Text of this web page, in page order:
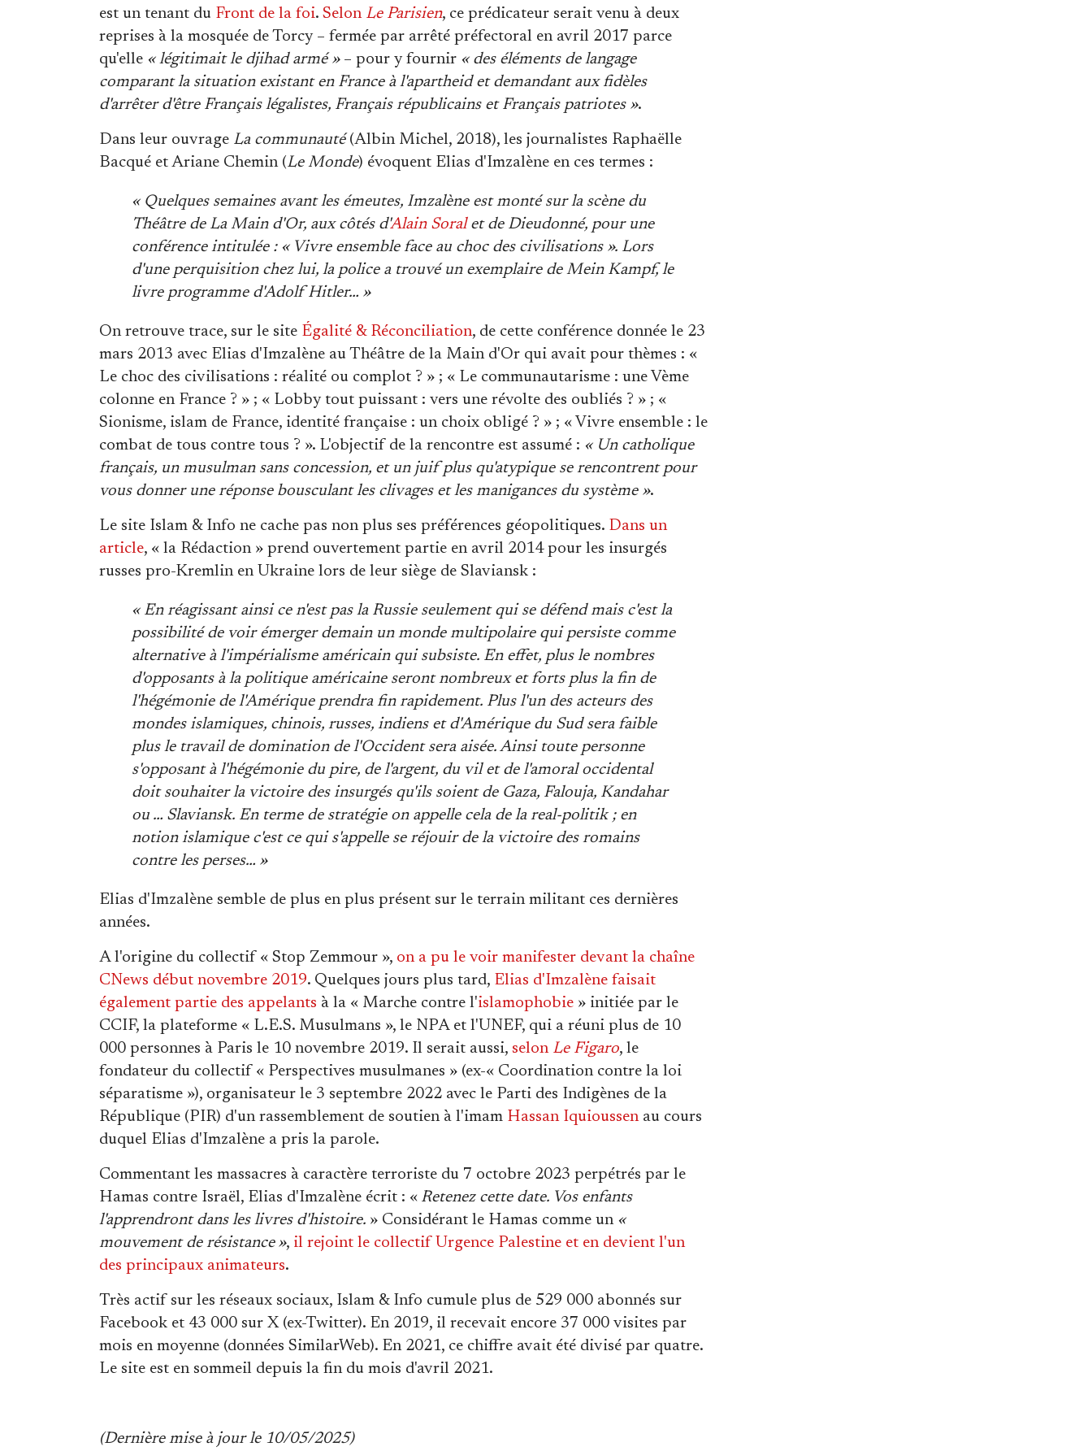
est un tenant du Front de la foi. Selon Le Parisien, ce prédicateur serait venu à deux
reprises à la mosquée de Torcy – fermée par arrêté préfectoral en avril 2017 parce
qu'elle « légitimait le djihad armé »– pour y fournir « des éléments de langage
comparant la situation existant en France à l'apartheid et demandant aux fidèles
d'arrêter d'être Français légalistes, Français républicains et Français patriotes ».
Dans leur ouvrage La communauté(Albin Michel, 2018), les journalistes Raphaëlle
Bacqué et Ariane Chemin (Le Monde) évoquent Elias d'Imzalène en ces termes :
« Quelques semaines avant les émeutes, Imzalène est monté sur la scène du
Théâtre de La Main d'Or, aux côtés d'Alain Soralet de Dieudonné, pour une
conférence intitulée : « Vivre ensemble face au choc des civilisations ». Lors
d'une perquisition chez lui, la police a trouvé un exemplaire de Mein Kampf, le
livre programme d'Adolf Hitler… »
On retrouve trace, sur le site Égalité & Réconciliation, de cette conférence donnée le 23
mars 2013 avec Elias d'Imzalène au Théâtre de la Main d'Or qui avait pour thèmes : «
Le choc des civilisations : réalité ou complot ? » ; « Le communautarisme : une Vème
colonne en France ? » ; « Lobby tout puissant : vers une révolte des oubliés ? » ; «
Sionisme, islam de France, identité française : un choix obligé ? » ; « Vivre ensemble : le
combat de tous contre tous ? ». L'objectif de la rencontre est assumé : « Un catholique
français, un musulman sans concession, et un juif plus qu'atypique se rencontrent pour
vous donner une réponse bousculant les clivages et les manigances du système ».
Le site Islam & Info ne cache pas non plus ses préférences géopolitiques. Dans un
article, « la Rédaction » prend ouvertement partie en avril 2014 pour les insurgés
russes pro-Kremlin en Ukraine lors de leur siège de Slaviansk :
« En réagissant ainsi ce n'est pas la Russie seulement qui se défend mais c'est la
possibilité de voir émerger demain un monde multipolaire qui persiste comme
alternative à l'impérialisme américain qui subsiste. En effet, plus le nombres
d'opposants à la politique américaine seront nombreux et forts plus la fin de
l'hégémonie de l'Amérique prendra fin rapidement. Plus l'un des acteurs des
mondes islamiques, chinois, russes, indiens et d'Amérique du Sud sera faible
plus le travail de domination de l'Occident sera aisée. Ainsi toute personne
s'opposant à l'hégémonie du pire, de l'argent, du vil et de l'amoral occidental
doit souhaiter la victoire des insurgés qu'ils soient de Gaza, Falouja, Kandahar
ou … Slaviansk. En terme de stratégie on appelle cela de la real-politik ; en
notion islamique c'est ce qui s'appelle se réjouir de la victoire des romains
contre les perses… »
Elias d'Imzalène semble de plus en plus présent sur le terrain militant ces dernières
années.
A l'origine du collectif « Stop Zemmour », on a pu le voir manifester devant la chaîne
CNews début novembre 2019. Quelques jours plus tard, Elias d'Imzalène faisait
également partie des appelants à la « Marche contre l'islamophobie » initiée par le
CCIF, la plateforme « L.E.S. Musulmans », le NPA et l'UNEF, qui a réuni plus de 10
000 personnes à Paris le 10 novembre 2019. Il serait aussi, selon Le Figaro, le
fondateur du collectif « Perspectives musulmanes » (ex-« Coordination contre la loi
séparatisme »), organisateur le 3 septembre 2022 avec le Parti des Indigènes de la
République (PIR) d'un rassemblement de soutien à l'imam Hassan Iquioussenau cours
duquel Elias d'Imzalène a pris la parole.
Commentant les massacres à caractère terroriste du 7 octobre 2023 perpétrés par le
Hamas contre Israël, Elias d'Imzalène écrit : « Retenez cette date. Vos enfants
l'apprendront dans les livres d'histoire. » Considérant le Hamas comme un «
mouvement de résistance », il rejoint le collectif Urgence Palestine et en devient l'un
des principaux animateurs.
Très actif sur les réseaux sociaux, Islam & Info cumule plus de 529 000 abonnés sur
Facebook et 43 000 sur X (ex-Twitter). En 2019, il recevait encore 37 000 visites par
mois en moyenne (données SimilarWeb). En 2021, ce chiffre avait été divisé par quatre.
Le site est en sommeil depuis la fin du mois d'avril 2021.
(Dernière mise à jour le 10/05/2025)